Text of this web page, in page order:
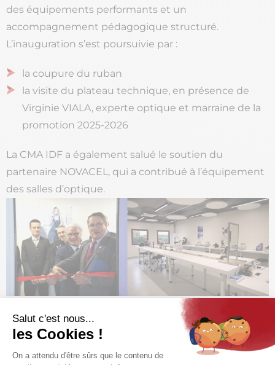
des équipements performants et un
accompagnement pédagogique structuré.
L’inauguration s’est poursuivie par :
la coupure du ruban
la visite du plateau technique, en présence de
Virginie VIALA, experte optique et marraine de la
promotion 2025-2026
La CMA IDF a également salué le soutien du
partenaire NOVACEL, qui a contribué à l’équipement
des salles d’optique.
La pédagogie au cœur de
l’innovation : inauguration de la
nouvelle salle immersive